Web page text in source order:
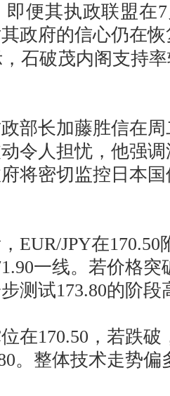
即便其执政联盟在
政府的信心仍在
石破茂内阁支持率
长加藤胜信在周
令人担忧，他强
将密切监控日本
JPY在170.50
一线。若价格突
测试173.80的阶段
170.50，若跌破
。整体技术走势